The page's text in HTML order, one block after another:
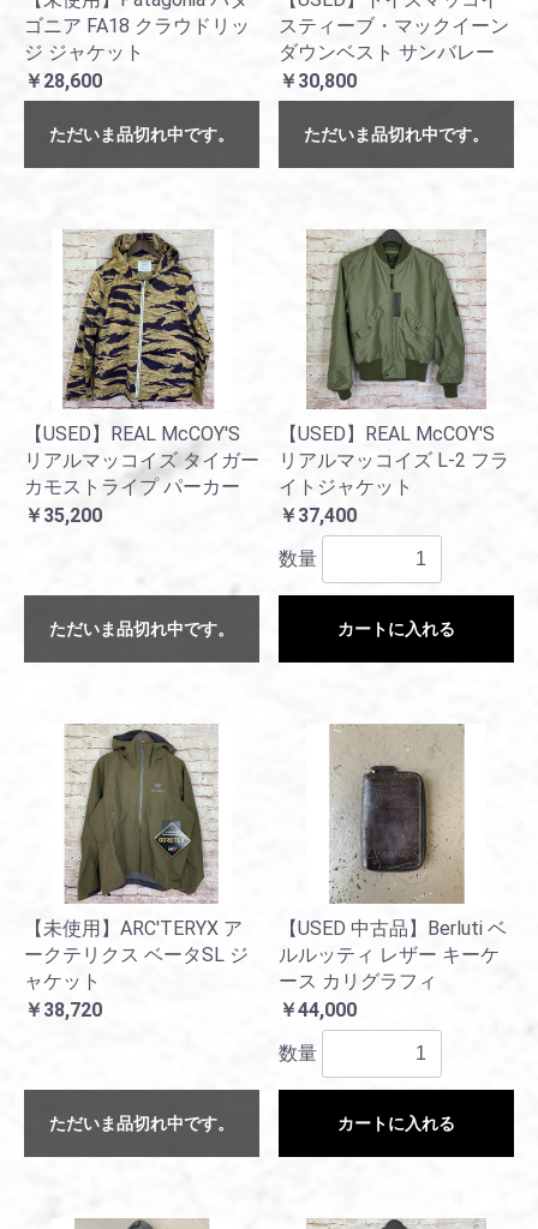
ゴニア FA18 クラウドリッ
ジ ジャケット
￥28,600
ただいま品切れ中です。
スティーブ・マックイーン
ダウンベスト サンバレー
￥30,800
ただいま品切れ中です。
【USED】REAL McCOY'S
リアルマッコイズ タイガー
カモストライプ パーカー
￥35,200
ただいま品切れ中です。
【USED】REAL McCOY'S
リアルマッコイズ L-2 フラ
イトジャケット
￥37,400
数量
カートに入れる
【未使用】ARC'TERYX ア
ークテリクス ベータSL ジ
ャケット
￥38,720
ただいま品切れ中です。
【USED 中古品】Berluti ベ
ルルッティ レザー キーケ
ース カリグラフィ
￥44,000
数量
カートに入れる